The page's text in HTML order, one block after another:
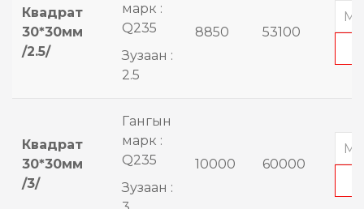
Квадрат
30*30мм
/2.5/
марк :
Q235
Зузаан :
2.5
8850 53100
Квадрат
30*30мм
/3/
Гангын
марк :
Q235
Зузаан :
10000 60000